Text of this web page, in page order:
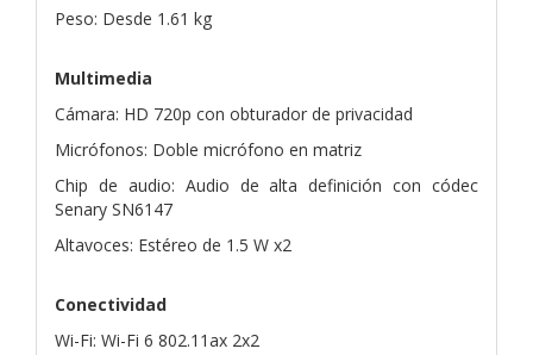
Peso: Desde 1.61 kg
Multimedia
Cámara: HD 720p con obturador de privacidad
Micrófonos: Doble micrófono en matriz
Chip de audio: Audio de alta definición con códec
Senary SN6147
Altavoces: Estéreo de 1.5 W x2
Conectividad
Wi-Fi: Wi-Fi 6 802.11ax 2x2